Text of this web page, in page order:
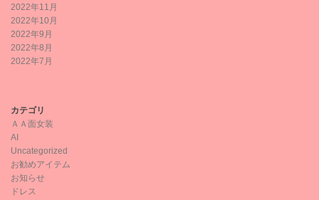
2022年11月
2022年10月
2022年9月
2022年8月
2022年7月
カテゴリ
ＡＡ面女装
AI
Uncategorized
お勧めアイテム
お知らせ
ドレス